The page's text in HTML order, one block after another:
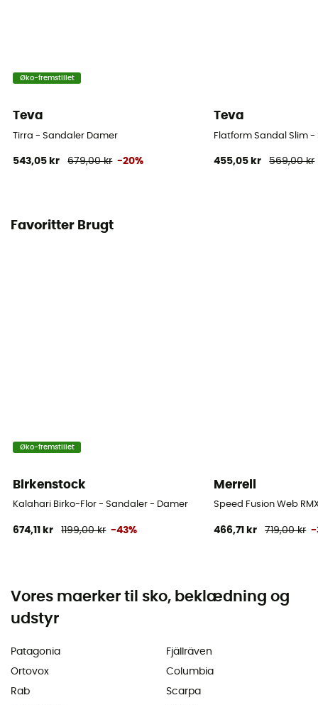
Øko-fremstillet
Teva
Tirra - Sandaler Damer
543,05 kr 679,00 kr -20%
Teva
Flatform Sandal Slim
455,05 kr 569,00 kr
Favoritter Brugt
Øko-fremstillet
Birkenstock
Kalahari Birko-Flor - Sandaler - Damer
674,11 kr 1199,00 kr -43%
Merrell
Speed Fusion Web
466,71 kr 719,00 kr -
Vores maerker til sko, beklædning og
udstyr
Patagonia
Ortovox
Rab
Fjällräven
Columbia
Scarpa